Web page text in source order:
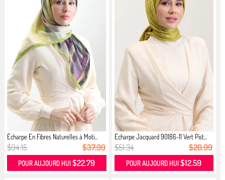
Écharpe En Fibres Naturelles à Moti...
$94.15 $37.99
POUR AUJOURD HUI$22.79
Écharpe Jacquard 90186-11 Vert Pist...
$51.34 $20.99
POUR AUJOURD HUI$12.59